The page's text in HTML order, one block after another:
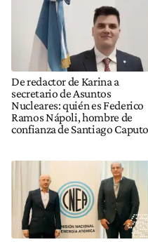
De redactor de Karina a
secretario de Asuntos
Nucleares: quién es Federico
Ramos Nápoli, hombre de
confianza de Santiago Caputo